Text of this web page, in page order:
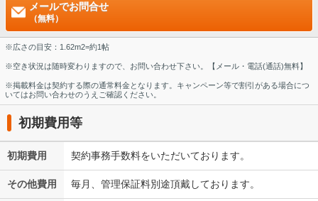
メールでお問合せ
（無料）
※広さの目安：1.62m2=約1帖
※空き状況は随時変わりますので、お問い合わせ下さい。【メール・電話(通話)無料】
※掲載料金は契約する際の通常料金となります。キャンペーン等で割引がある場合につ
いてはお問い合わせのうえご確認ください。
初期費用等
初期費用 契約事務手数料をいただいております。
その他費用 毎月、管理保証料別途頂戴しております。